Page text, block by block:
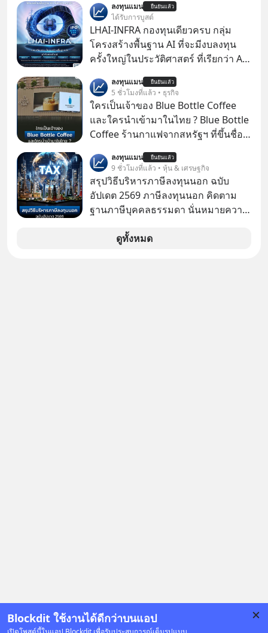
Blockdit ใช้งานได้ดีกว่าบนแอป
ภาษี หลายคนมักได้รับคำแนะนำให้
ลงทุนใน RMF เพราะนอกจากจะช่วยลด
หย่อนภาษีได้แล้ว ยังเป็นโอกาสในการ
สร้างความมั่งคั่งระยะยาว แต่น้อยคน
นักที่จะลงลึกว่า ถ้าลงทุนใน RMF ควรรู้
อะไรบ้าง ควรดู ตรงไหน ทำอย่างไร ถึง
จะดีกับเรา แล้วเราควรรู้ข้อมูลอะไร
เกี่ยวกับ RMF บ้าง เพื่อให้นำไปใช้ต่อได้
จริง ๆ ลงทุนแมนจะเล่าให้ฟัง
ลงทุนแมน ยืนยันแล้ว
ได้รับการบูสต์
LHAI-INFRA กองทุนเดียวครบ กลุ่ม
โครงสร้างพื้นฐาน AI ที่จะมีงบลงทุน
ครั้งใหญ่ในประวัติศาสตร์ ที่เรียกว่า AI
1 เดือนที่ผ่านมา แต่ความจริงคือทั่วโลก
ยังเดินหน้าลงทุน AI อย่างต่อเนื่อง ซึ่ง
ต้องการโครงสร้างพื้นฐานด้าน AI
จำนวนมาก ตั้งแต่เมโมรีชิป เก็บข้อมูล
ยันระบบไฟฟ้า และระบายความร้อน
ลงทุนแมน ยืนยันแล้ว
5 ชั่วโมงที่แล้ว • ธุรกิจ
ใครเป็นเจ้าของ Blue Bottle Coffee
และใครนำเข้ามาในไทย ? Blue Bottle
Coffee ร้านกาแฟจากสหรัฐฯ ที่ขึ้นชื่อ
แรกในประเทศไทย ที่ Central Park
ลงทุนแมน ยืนยันแล้ว
9 ชั่วโมงที่แล้ว • หุ้น & เศรษฐกิจ
สรุปวิธีบริหารภาษีลงทุนนอก ฉบับ
อัปเดต 2569 ภาษีลงทุนนอก คิดตาม
ฐานภาษีบุคคลธรรมดา นั่นหมายความ
ดูทั้งหมด